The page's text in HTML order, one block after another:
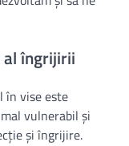
al îngrijirii
în vise este
vulnerabil și
și îngrijire.